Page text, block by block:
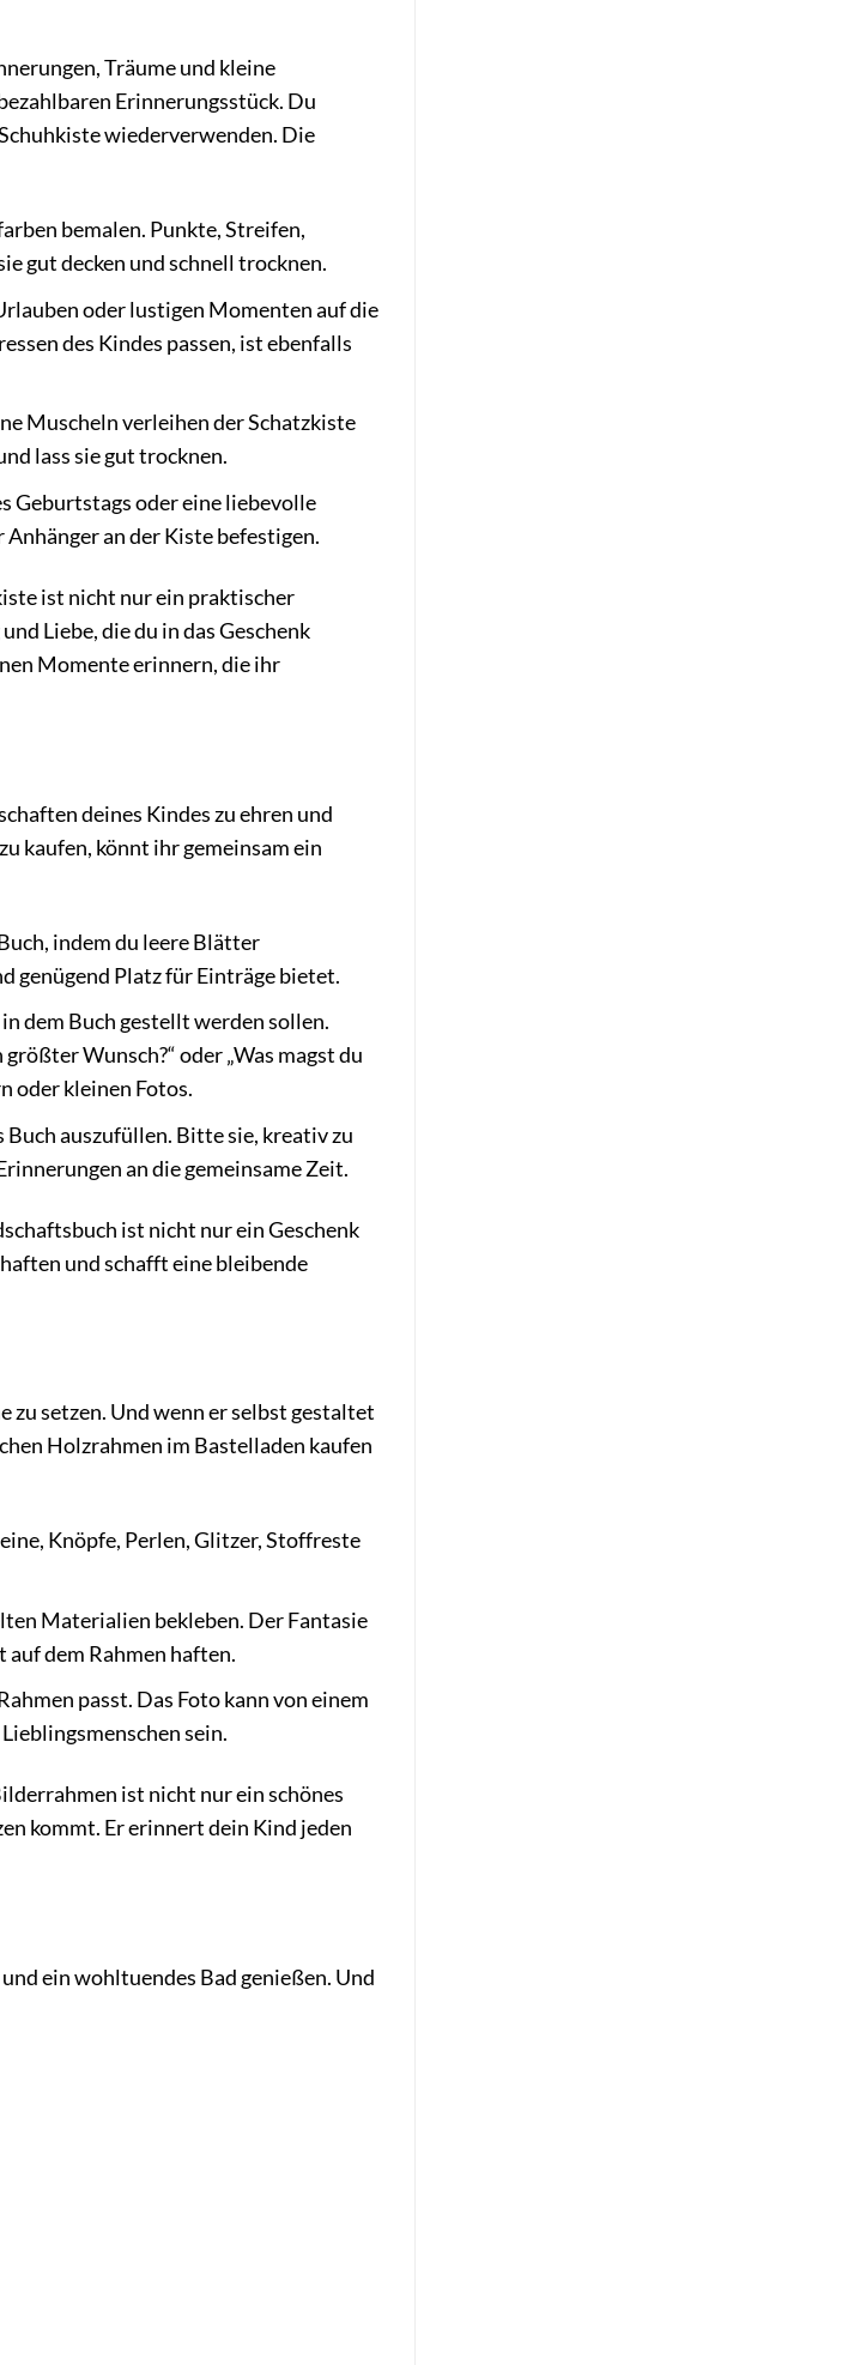
Träume und kleine
Erinnerungsstück. Du
wiederverwenden. Die
bemalen. Punkte, Streifen,
gut decken und schnell trocknen.
oder lustigen Momenten auf die
des Kindes passen, ist ebenfalls
Muscheln verleihen der Schatzkiste
lass sie gut trocknen.
Geburtstags oder eine liebevolle
an der Kiste befestigen.
ist nicht nur ein praktischer
Liebe, die du in das Geschenk
Momente erinnern, die ihr
deines Kindes zu ehren und
kaufen, könnt ihr gemeinsam ein
indem du leere Blätter
genügend Platz für Einträge bietet.
dem Buch gestellt werden sollen.
Wunsch?“ oder „Was magst du
oder kleinen Fotos.
Buch auszufüllen. Bitte sie, kreativ zu
an die gemeinsame Zeit.
ist nicht nur ein Geschenk
und schafft eine bleibende
setzen. Und wenn er selbst gestaltet
Holzrahmen im Bastelladen kaufen
Knöpfe, Perlen, Glitzer, Stoffreste
Materialien bekleben. Der Fantasie
dem Rahmen haften.
passt. Das Foto kann von einem
sein.
ist nicht nur ein schönes
kommt. Er erinnert dein Kind jeden
ein wohltuendes Bad genießen. Und